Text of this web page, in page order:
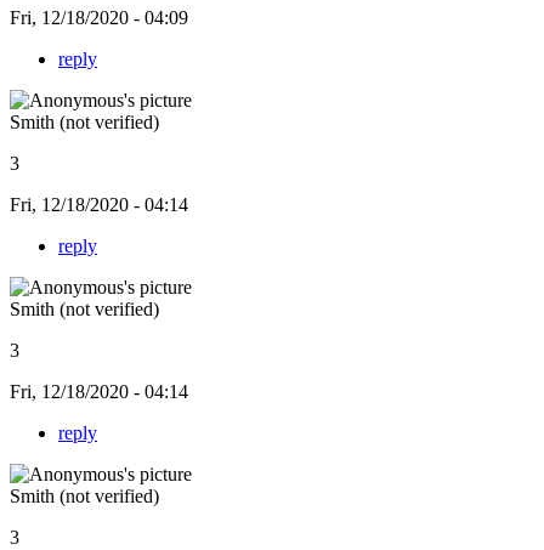
Fri, 12/18/2020 - 04:09
reply
Smith (not verified)
3
Fri, 12/18/2020 - 04:14
reply
Smith (not verified)
3
Fri, 12/18/2020 - 04:14
reply
Smith (not verified)
3